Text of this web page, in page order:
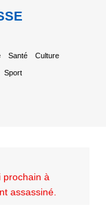
Santé Culture
Sport
prochain à
assassiné.